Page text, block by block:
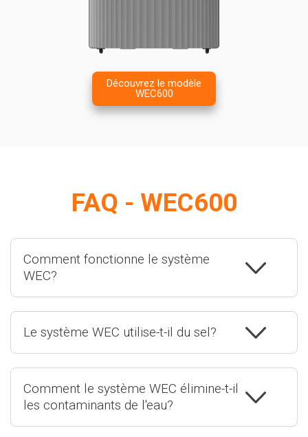
Découvrez le modèle
WEC600
FAQ - WEC600
Comment fonctionne le système
WEC?
Le système WEC utilise-t-il du sel?
Comment le système WEC élimine-t-il
les contaminants de l'eau?